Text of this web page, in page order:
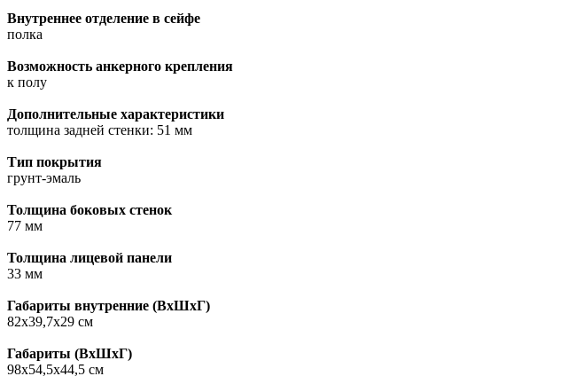
Внутреннее отделение в сейфе
полка
Возможность анкерного крепления
к полу
Дополнительные характеристики
толщина задней стенки: 51 мм
Тип покрытия
грунт-эмаль
Толщина боковых стенок
77 мм
Толщина лицевой панели
33 мм
Габариты внутренние (ВxШxГ)
82х39,7х29 см
Габариты (ВxШxГ)
98х54,5х44,5 см